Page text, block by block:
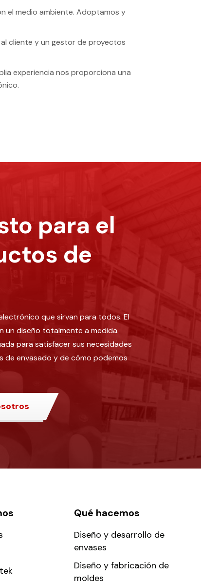
el medio ambiente. Adoptamos y
cliente y un gestor de proyectos
experiencia nos proporciona una
para el
de
que sirvan para todos. El
un diseño totalmente a medida.
para satisfacer sus necesidades
de envasado y de cómo podemos
Qué hacemos
Diseño y desarrollo de
envases
Diseño y fabricación de
moldes